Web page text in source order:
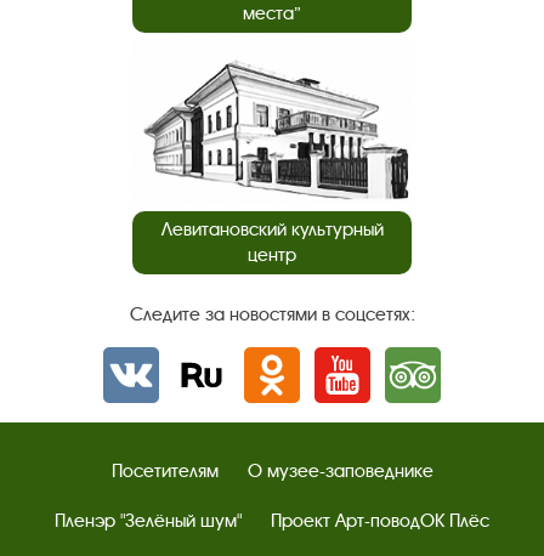
места”
Левитановский культурный
центр
Следите за новостями в соцсетях:
Вконтактеrutube Одноклассники
YouTube Трипадвизор
Посетителям О музее-заповеднике
Пленэр "Зелёный шум" Проект Арт-поводОК Плёс